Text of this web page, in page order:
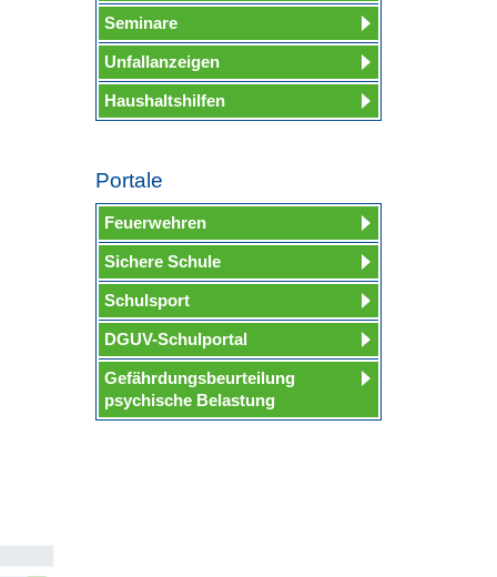
Seminare
Unfallanzeigen
Haushaltshilfen
Portale
Feuerwehren
Sichere Schule
Schulsport
DGUV-Schulportal
Gefährdungsbeurteilung
psychische Belastung